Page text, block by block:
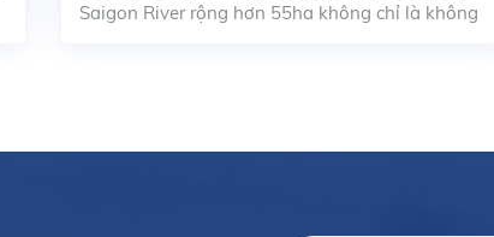
Saigon River rộng hơn 55ha không chỉ là không